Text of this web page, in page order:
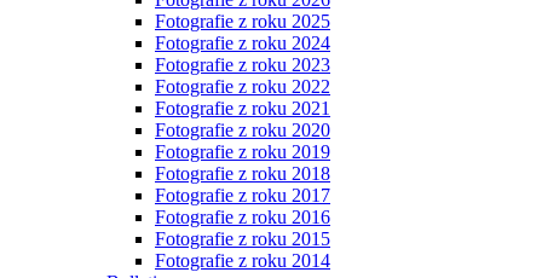
Fotografie z roku 2025
Fotografie z roku 2024
Fotografie z roku 2023
Fotografie z roku 2022
Fotografie z roku 2021
Fotografie z roku 2020
Fotografie z roku 2019
Fotografie z roku 2018
Fotografie z roku 2017
Fotografie z roku 2016
Fotografie z roku 2015
Fotografie z roku 2014